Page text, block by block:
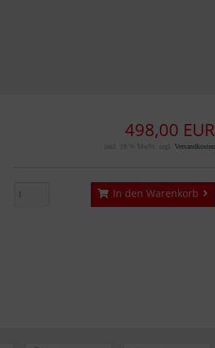
498,00 EUR
inkl. 19 % MwSt. zzgl. Versandkosten
In den Warenkorb